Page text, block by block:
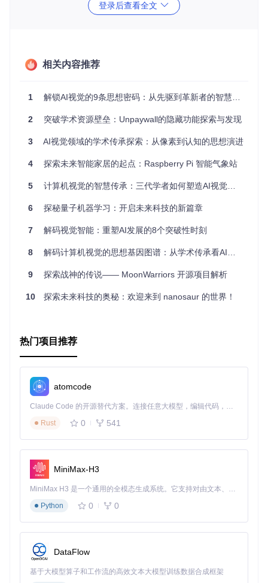
：在自动驾驶车辆上，不同传感器之间的一致性和
准确性直接影响到定位和感知系统的性能。
科研实验：在计算机视觉、机器人学和自动化领域的研究
项目特点
多传感器支持 ：覆盖了从图像到深度，再到惯性测量单元的
各种传感器组合。
程。
简单易用：通过命令行界面操作，清晰明了。
多系统。
法。
总结来说，calibration_kit是一个强大且灵活的工具，为
鼓励社区参与，不断推动着技术创新。现在就加入这个项目，
登录后查看全文
相关内容推荐
1 解锁AI视觉的9条思想密码：从先驱到革新者的智慧传承
2 突破学术资源壁垒：Unpaywall的隐藏功能探索与发现
3 AI视觉领域的学术传承探索：从像素到认知的思想演进
4 探索未来智能家居的起点：Raspberry Pi 智能气象站
5 计算机视觉的智慧传承：三代学者如何塑造AI视觉的发展轨迹
6 探秘量子机器学习：开启未来科技的新篇章
7 解码视觉智能：重塑AI发展的8个突破性时刻
8 解码计算机视觉的思想基因图谱：从学术传承看AI视觉的演化历程
9 探索战神的传说—— MoonWarriors 开源项目解析
10 探索未来科技的奥秘：欢迎来到 nanosaur 的世界！
热门项目推荐
atomcode
Claude Code 的开源替代方案。连接任意大模型，编辑代码，运行命令，自动验证 — 全自动执行。用 Rust 构建，极致性能。 ｜ An open-source alternative to Claude Code. Connect any LLM, edit code, run commands, and verify changes — autonomously. Built in Rust for speed. Get Started
Rust
0 541
MiniMax-H3
MiniMax H3 是一个通用的全模态生成系统。它支持对由文本、图像、视频和音频组成的多模态上下文进行统一理解，并能生成分辨率高达 2K、时长可达 15 秒的带原生立体声音频的视频。得益于面向任务泛化的系统设计，H3 在预训练阶段就已具备广泛的多模态上下文理解与生成能力，能够出色地执行复杂的多模态指令。
Python
0 0
DataFlow
基于大模型算子和工作流的高效文本大模型训练数据合成框架